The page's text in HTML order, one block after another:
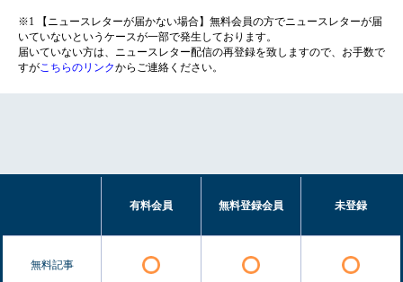
※1 【ニュースレターが届かない場合】無料会員の方でニュースレターが届
いていないというケースが一部で発生しております。
届いていない方は、ニュースレター配信の再登録を致しますので、お手数で
すがこちらのリンクからご連絡ください。
有料会員 無料登録会員 未登録
無料記事